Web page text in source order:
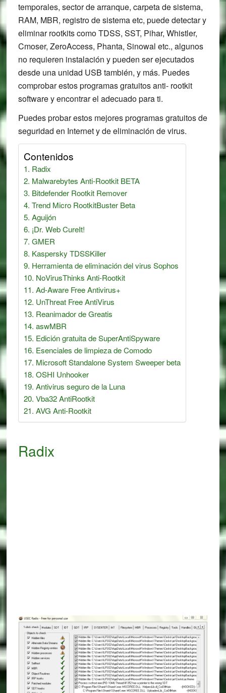
temporales, sector de arranque, carpeta de sistema,
RAM, MBR, registro de sistema etc, puede detectar y
eliminar rootkits como TDSS, SST, Pihar, Whistler,
Cmoser, ZeroAccess, Phanta, Sinowal etc., algunos
no requieren instalación y pueden ser ejecutados
desde una unidad USB también, y más. Puedes
comprobar estos programas gratuitos anti- rootkit
software y encontrar el adecuado para ti.
Puedes probar estos mejores programas gratuitos de
seguridad en Internet y de eliminación de virus.
Contenidos
Radix
Malwarebytes Anti-Rootkit BETA
Bitdefender Rootkit Remover
Trend Micro RootkitBuster Beta
Aguijón
¡Dr. Web CureIt!
GMER
Kaspersky TDSSKiller
Herramienta de eliminación del virus Sophos
NoVirusThinks Anti-Rootkit
Ad-Aware Free Antivirus+
UnThreat Free AntiVirus
Reanimador de Greatis
aswMBR
Edición gratuita de SuperAntiSpyware
Esenciales de limpieza de Comodo
Microsoft Standalone System Sweeper beta
OSHI Unhooker
Antivirus seguro de la Luna
Vba32 AntiRootkit
AVG Anti-Rootkit
Radix